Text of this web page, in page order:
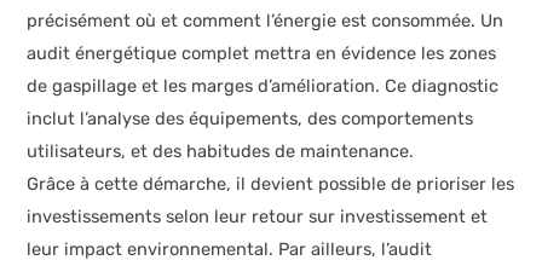
précisément où et comment l’énergie est consommée. Un
audit énergétique complet mettra en évidence les zones
de gaspillage et les marges d’amélioration. Ce diagnostic
inclut l’analyse des équipements, des comportements
utilisateurs, et des habitudes de maintenance.
Grâce à cette démarche, il devient possible de prioriser les
investissements selon leur retour sur investissement et
leur impact environnemental. Par ailleurs, l’audit